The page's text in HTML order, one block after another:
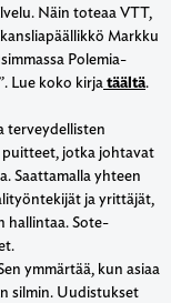
Näin toteaa VTT,
Markku
Polemia-
Lue koko kirjatäältä.
terveydellisten
puitteet, jotka johtavat
Saattamalla yhteen
ja yrittäjät,
hallintaa. Sote-
ymmärtää, kun asiaa
silmin. Uudistukset